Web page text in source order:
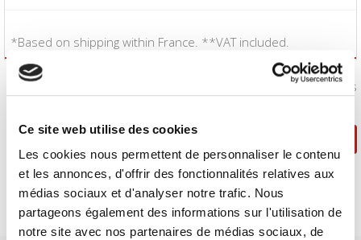
Ce site web utilise des cookies
Les cookies nous permettent de personnaliser le contenu
et les annonces, d'offrir des fonctionnalités relatives aux
médias sociaux et d'analyser notre trafic. Nous
partageons également des informations sur l'utilisation de
notre site avec nos partenaires de médias sociaux, de
*Based on shipping within France. **VAT included.
Conditions of Sale: Yes
Continue shopping